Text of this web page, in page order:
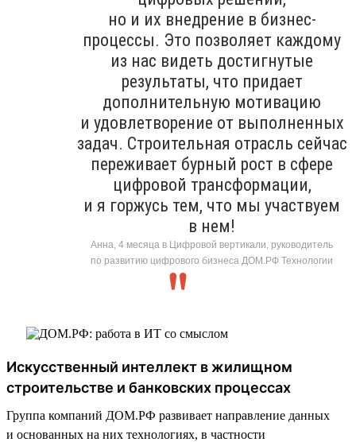
но и их внедрение в бизнес-
процессы. Это позволяет каждому
из нас видеть достигнутые
результаты, что придает
дополнительную мотивацию
и удовлетворение от выполненных
задач. Строительная отрасль сейчас
переживает бурный рост в сфере
цифровой трансформации,
и я горжусь тем, что мы участвуем
в нем!
Анна, 4 месяца в Цифровой вертикали, руководитель
по развитию цифрового бизнеса ДОМ.РФ Технологии
Искусственный интеллект в жилищном
строительстве и банковских процессах
Группа компаний ДОМ.РФ развивает направление данных
и основанных на них технологиях, в частности